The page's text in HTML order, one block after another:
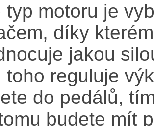
typ motoru je
díky
jakou
toho reguluje
do pedálů,
budete mít